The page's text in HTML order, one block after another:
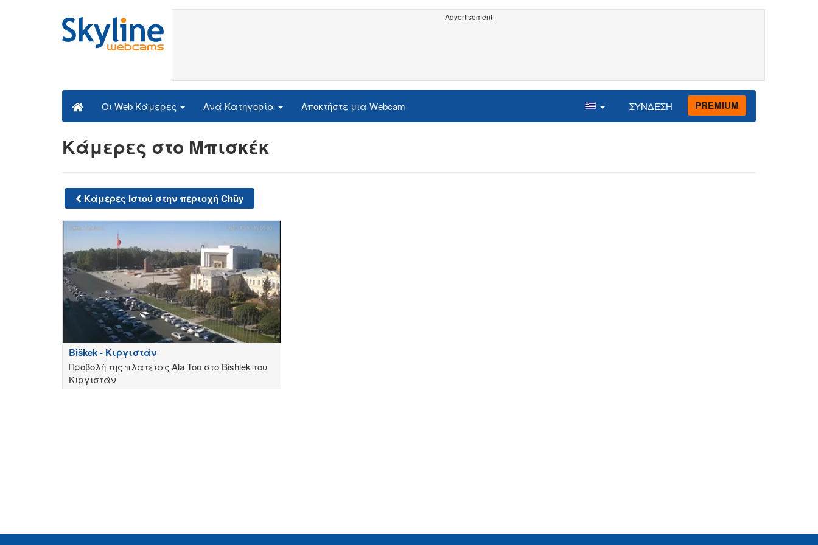
Advertisement
Οι Web Κάμερες Ανά Κατηγορία Αποκτήστε μια Webcam ΣΥΝΔΕΣΗ PREMIUM
Κάμερες στο Μπισκέκ
Κάμερες Ιστού στην περιοχή Chüy
Biškek - Κιργιστάν
Προβολή της πλατείας Ala Too στο Bishlek του
Κιργιστάν